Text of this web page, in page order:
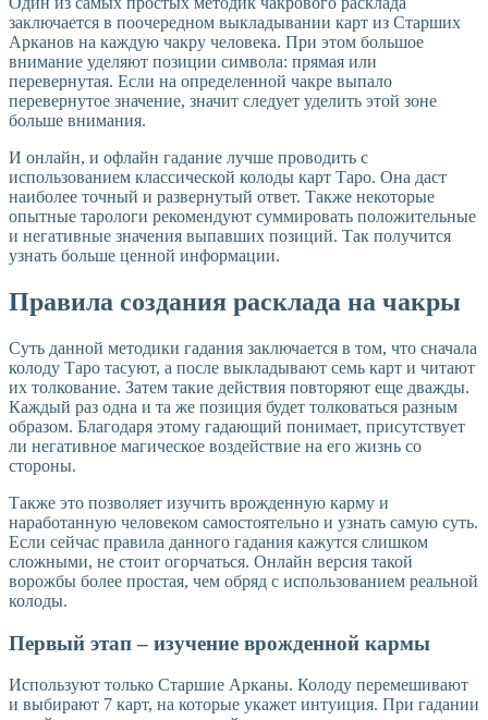
заключается в поочередном выкладывании карт из Старших
Арканов на каждую чакру человека. При этом большое
внимание уделяют позиции символа: прямая или
перевернутая. Если на определенной чакре выпало
перевернутое значение, значит следует уделить этой зоне
больше внимания.
И онлайн, и офлайн гадание лучше проводить с
использованием классической колоды карт Таро. Она даст
наиболее точный и развернутый ответ. Также некоторые
опытные тарологи рекомендуют суммировать положительные
и негативные значения выпавших позиций. Так получится
узнать больше ценной информации.
Правила создания расклада на чакры
Суть данной методики гадания заключается в том, что сначала
колоду Таро тасуют, а после выкладывают семь карт и читают
их толкование. Затем такие действия повторяют еще дважды.
Каждый раз одна и та же позиция будет толковаться разным
образом. Благодаря этому гадающий понимает, присутствует
ли негативное магическое воздействие на его жизнь со
стороны.
Также это позволяет изучить врожденную карму и
наработанную человеком самостоятельно и узнать самую суть.
Если сейчас правила данного гадания кажутся слишком
сложными, не стоит огорчаться. Онлайн версия такой
ворожбы более простая, чем обряд с использованием реальной
колоды.
Первый этап – изучение врожденной кармы
Используют только Старшие Арканы. Колоду перемешивают
и выбирают 7 карт, на которые укажет интуиция. При гадании